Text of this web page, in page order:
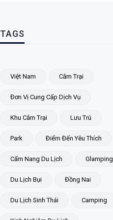
TAGS
Việt Nam Cắm Trại
Đơn Vị Cung Cấp Dịch Vụ
Khu Cắm Trại Lưu Trú
Park Điểm Đến Yêu Thích
Cẩm Nang Du Lịch Glamping
Du Lịch Bụi Đồng Nai
Du Lịch Sinh Thái Camping